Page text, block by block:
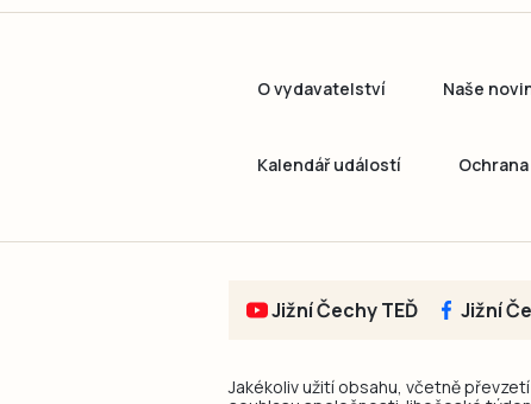
O vydavatelství Naše
Kalendář událostí
Jižní Čechy TEĎ Jižní
Jakékoliv užití obsahu, včetně